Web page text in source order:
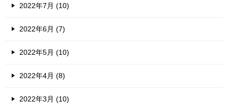
2022年7月 (10)
2022年6月 (7)
2022年5月 (10)
2022年4月 (8)
2022年3月 (10)